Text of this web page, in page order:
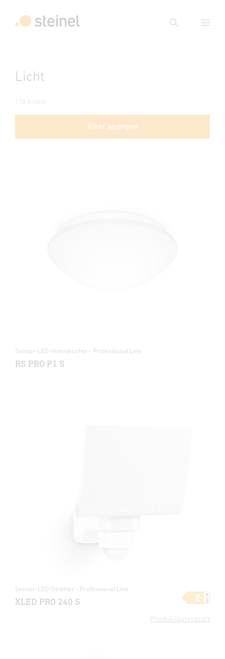
Suche
Suche
Licht
178 Artikel
Filter anzeigen
Sensor-LED-Innenleuchte - Professional Line
RS PRO P1 S
Produktdatenblatt
Sensor-LED-Strahler - Professional Line
XLED PRO 240 S